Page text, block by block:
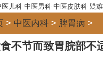
医儿科 中医男科 中医皮肤科 疑
> 中医内科 > 脾胃病 >
不节而致胃脘部不